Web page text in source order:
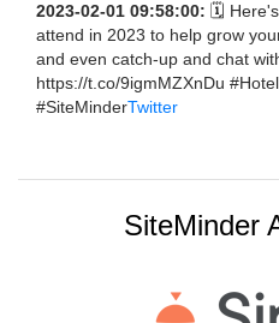
2023-02-01 09:58:00: 🗓️
attend in 2023 to help grow
and even catch-up and chat
https://t.co/9igmMZXnDu
#SiteMinderTwitter
SiteMinder